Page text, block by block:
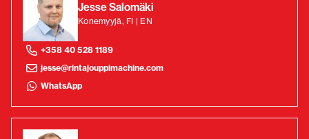
Jesse Salomäki
Konemyyjä, FI | EN
+358 40 528 1189
jesse@rintajouppimachine.com
WhatsApp